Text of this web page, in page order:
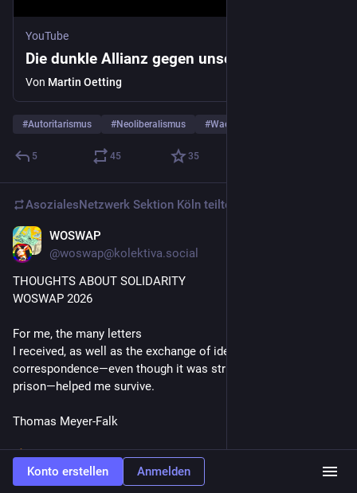
YouTube
Die dunkle Allianz gegen unsere Freiheit
Von Martin Oetting
#Autoritarismus #Neoliberalismus #Wachstum
5 45 35
AsozialesNetzwerk Sektion Köln teilte
WOSWAP
@woswap@kolektiva.social
THOUGHTS ABOUT SOLIDARITY
WOSWAP 2026
For me, the many letters
I received, as well as the exchange of ideas through
correspondence—even though it was strictly monitored by the
prison—helped me survive.
Thomas Meyer-Falk
We are sharing thoughts about solidarity and prison from
comrades who are or were in prison.
Konto erstellen Anmelden